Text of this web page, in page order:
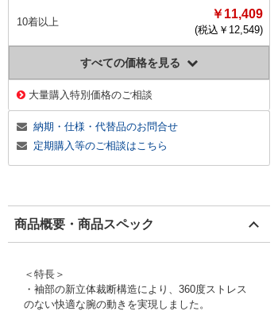
10着以上
￥11,409
(税込￥ 12,549)
すべての価格を見る
大量購入特別価格のご相談
納期・仕様・代替品のお問合せ
定期購入等のご相談はこちら
商品概要・商品スペック
＜特長＞
・袖部の新立体裁断構造により、360度ストレス
のない快適な腕の動きを実現しました。